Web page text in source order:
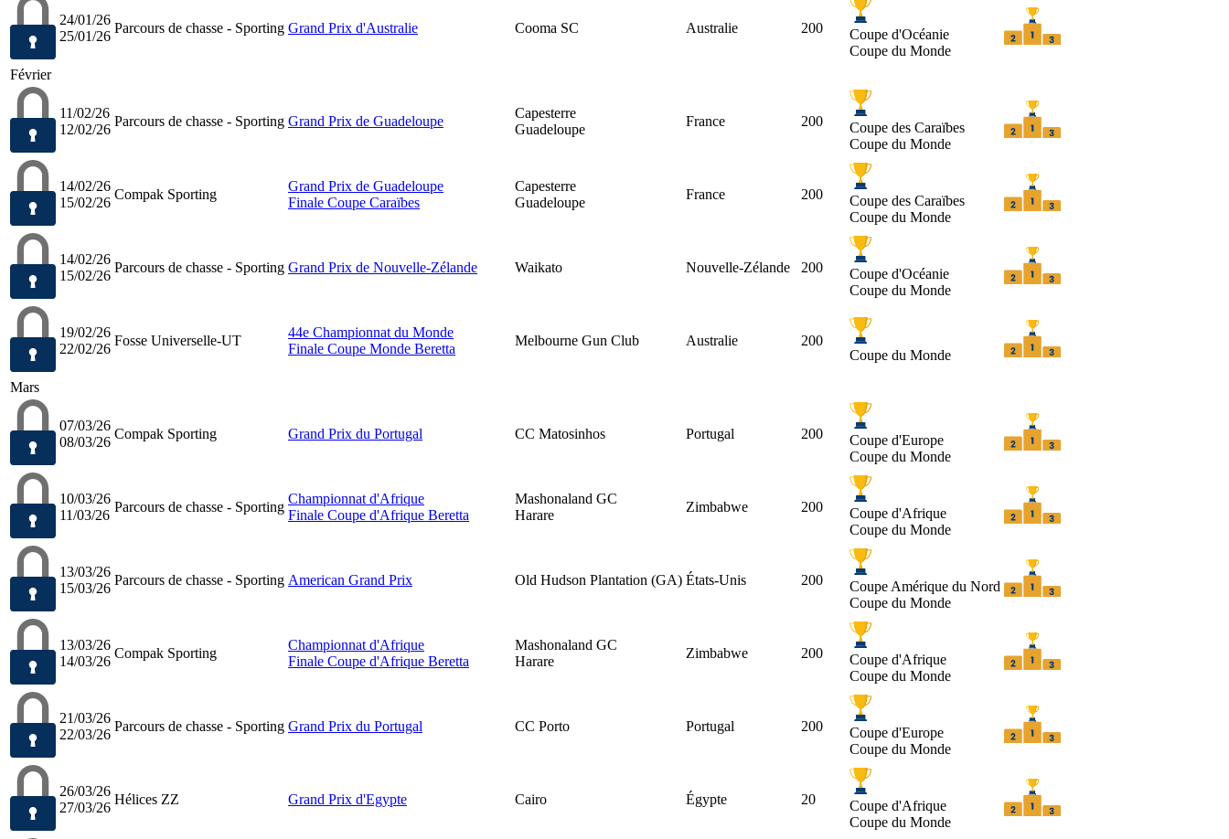
24/01/26
25/01/26
Parcours de chasse - Sporting Grand Prix d'Australie Cooma SC Australie 200
Coupe d'Océanie
Coupe du Monde
Février
11/02/26
12/02/26
Parcours de chasse - Sporting Grand Prix de Guadeloupe
Capesterre
Guadeloupe
France 200
Coupe des Caraïbes
Coupe du Monde
14/02/26
15/02/26
Compak Sporting
Grand Prix de Guadeloupe
Finale Coupe Caraïbes
Capesterre
Guadeloupe
France 200
Coupe des Caraïbes
Coupe du Monde
14/02/26
15/02/26
Parcours de chasse - Sporting Grand Prix de Nouvelle-Zélande Waikato Nouvelle-Zélande 200
Coupe d'Océanie
Coupe du Monde
19/02/26
22/02/26
Fosse Universelle-UT
44e Championnat du Monde
Finale Coupe Monde Beretta
Melbourne Gun Club Australie
200
Coupe du Monde
Mars
07/03/26
08/03/26
Compak Sporting Grand Prix du Portugal CC Matosinhos Portugal 200
Coupe d'Europe
Coupe du Monde
10/03/26
11/03/26
Parcours de chasse - Sporting
Championnat d'Afrique
Finale Coupe d'Afrique Beretta
Mashonaland GC
Harare
Zimbabwe 200
Coupe d'Afrique
Coupe du Monde
13/03/26
15/03/26
Parcours de chasse - Sporting American Grand Prix Old Hudson Plantation (GA) États-Unis 200
Coupe Amérique du Nord
Coupe du Monde
13/03/26
14/03/26
Compak Sporting
Championnat d'Afrique
Finale Coupe d'Afrique Beretta
Mashonaland GC
Harare
Zimbabwe 200
Coupe d'Afrique
Coupe du Monde
21/03/26
22/03/26
Parcours de chasse - Sporting Grand Prix du Portugal CC Porto Portugal 200
Coupe d'Europe
Coupe du Monde
26/03/26
27/03/26
Hélices ZZ Grand Prix d'Egypte Cairo Égypte 20
Coupe d'Afrique
Coupe du Monde